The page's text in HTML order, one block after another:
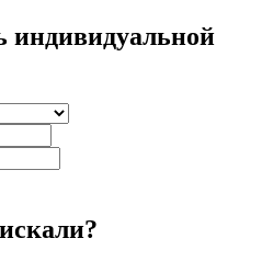
индивидуальной